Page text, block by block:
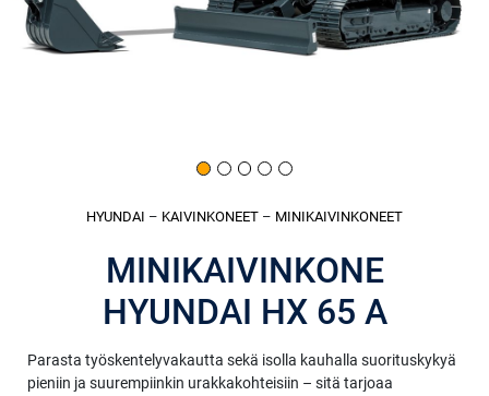
HYUNDAI – KAIVINKONEET – MINIKAIVINKONEET
MINIKAIVINKONE
HYUNDAI HX 65 A
Parasta työskentelyvakautta sekä isolla kauhalla suorituskykyä
pieniin ja suurempiinkin urakkakohteisiin – sitä tarjoaa